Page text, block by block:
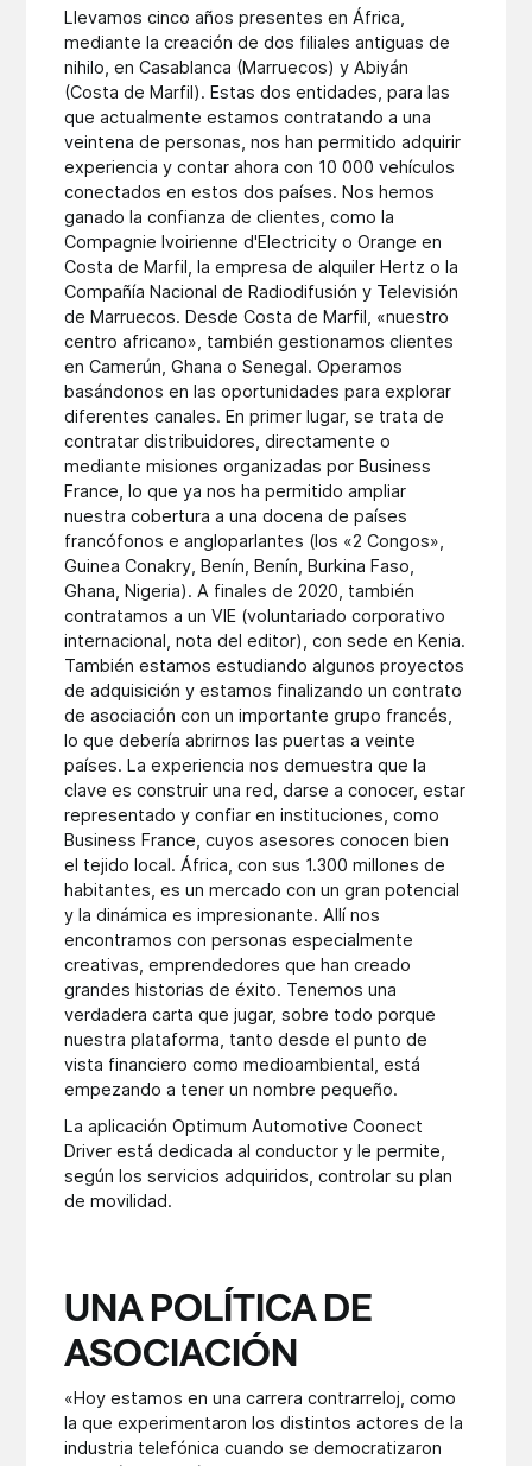
Llevamos cinco años presentes en África,
mediante la creación de dos filiales antiguas de
nihilo, en Casablanca (Marruecos) y Abiyán
(Costa de Marfil). Estas dos entidades, para las
que actualmente estamos contratando a una
veintena de personas, nos han permitido adquirir
experiencia y contar ahora con 10 000 vehículos
conectados en estos dos países. Nos hemos
ganado la confianza de clientes, como la
Compagnie Ivoirienne d'Electricity o Orange en
Costa de Marfil, la empresa de alquiler Hertz o la
Compañía Nacional de Radiodifusión y Televisión
de Marruecos. Desde Costa de Marfil, «nuestro
centro africano», también gestionamos clientes
en Camerún, Ghana o Senegal. Operamos
basándonos en las oportunidades para explorar
diferentes canales. En primer lugar, se trata de
contratar distribuidores, directamente o
mediante misiones organizadas por Business
France, lo que ya nos ha permitido ampliar
nuestra cobertura a una docena de países
francófonos e angloparlantes (los «2 Congos»,
Guinea Conakry, Benín, Benín, Burkina Faso,
Ghana, Nigeria). A finales de 2020, también
contratamos a un VIE (voluntariado corporativo
internacional, nota del editor), con sede en Kenia.
También estamos estudiando algunos proyectos
de adquisición y estamos finalizando un contrato
de asociación con un importante grupo francés,
lo que debería abrirnos las puertas a veinte
países. La experiencia nos demuestra que la
clave es construir una red, darse a conocer, estar
representado y confiar en instituciones, como
Business France, cuyos asesores conocen bien
el tejido local. África, con sus 1.300 millones de
habitantes, es un mercado con un gran potencial
y la dinámica es impresionante. Allí nos
encontramos con personas especialmente
creativas, emprendedores que han creado
grandes historias de éxito. Tenemos una
verdadera carta que jugar, sobre todo porque
nuestra plataforma, tanto desde el punto de
vista financiero como medioambiental, está
empezando a tener un nombre pequeño.
La aplicación Optimum Automotive Coonect
Driver está dedicada al conductor y le permite,
según los servicios adquiridos, controlar su plan
de movilidad.
UNA POLÍTICA DE
ASOCIACIÓN
«Hoy estamos en una carrera contrarreloj, como
la que experimentaron los distintos actores de la
industria telefónica cuando se democratizaron